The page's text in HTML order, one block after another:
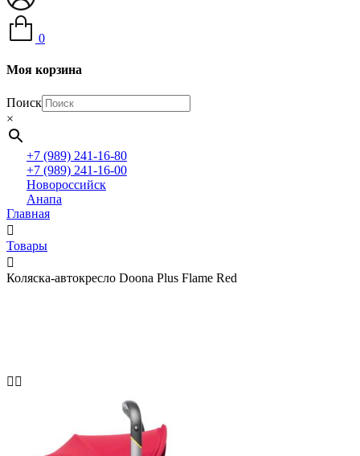
0
Моя корзина
Поиск
×
+7 (989) 241-16-80
+7 (989) 241-16-00
Новороссийск
Анапа
Главная
Товары
Коляска-автокресло Doona Plus Flame Red